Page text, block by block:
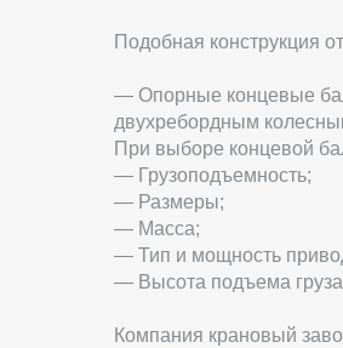
Подобная конструкция
— Опорные концевые
двухребордным
При выборе концевой
— Грузоподъемность;
— Размеры;
— Масса;
— Тип и мощность
— Высота подъема
Компания крановый